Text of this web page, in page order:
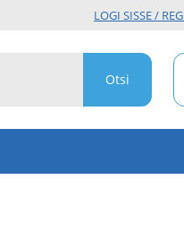
LOGI SISSE /